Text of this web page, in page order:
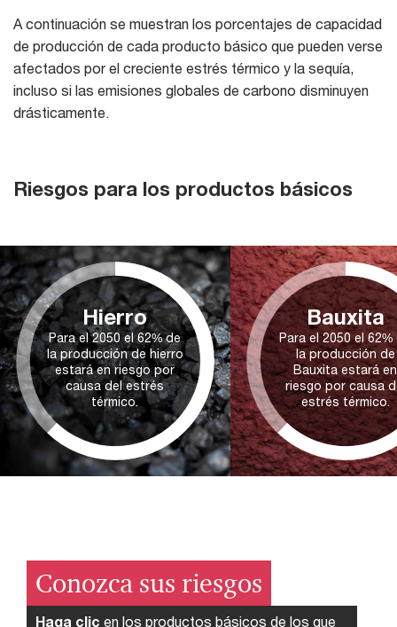
A continuación se muestran los porcentajes de capacidad
de producción de cada producto básico que pueden verse
afectados por el creciente estrés térmico y la sequía,
incluso si las emisiones globales de carbono disminuyen
drásticamente.
Riesgos para los productos básicos
Hierro
Para el 2050 el 62% de
la producción de hierro
estará en riesgo por
causa del estrés
térmico.
Bauxita
Para el 2050 el 62%
la producción de
Bauxita estará en
riesgo por causa
estrés térmico.
Conozca sus riesgos
Haga clic en los productos básicos de los que